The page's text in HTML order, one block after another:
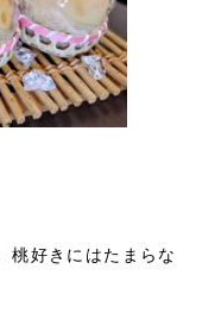
桃好きにはたまらな